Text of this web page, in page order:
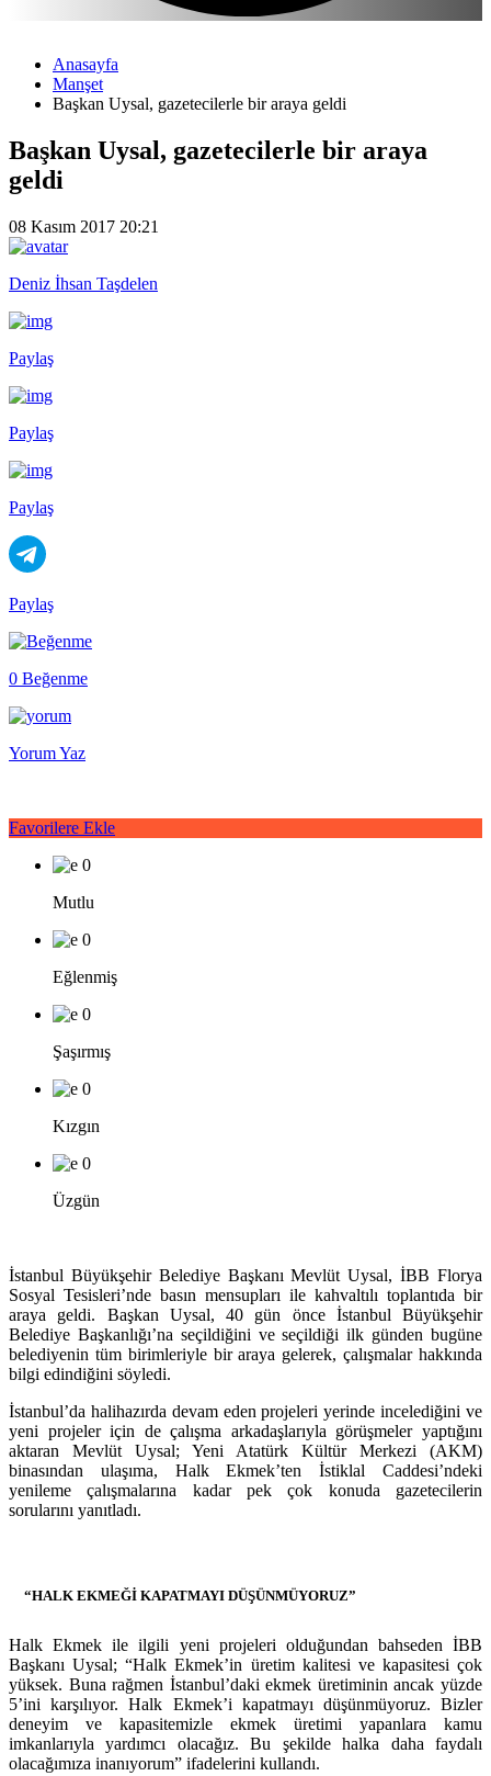
Anasayfa
Manşet
Başkan Uysal, gazetecilerle bir araya geldi
Başkan Uysal, gazetecilerle bir araya
geldi
08 Kasım 2017 20:21
Deniz İhsan Taşdelen
Paylaş
Paylaş
Paylaş
Paylaş
0 Beğenme
Yorum Yaz
Favorilere Ekle
0
Mutlu
0
Eğlenmiş
0
Şaşırmış
0
Kızgın
0
Üzgün
İstanbul Büyükşehir Belediye Başkanı Mevlüt Uysal, İBB Florya
Sosyal Tesisleri’nde basın mensupları ile kahvaltılı toplantıda bir
araya geldi. Başkan Uysal, 40 gün önce İstanbul Büyükşehir
Belediye Başkanlığı’na seçildiğini ve seçildiği ilk günden bugüne
belediyenin tüm birimleriyle bir araya gelerek, çalışmalar hakkında
bilgi edindiğini söyledi.
İstanbul’da halihazırda devam eden projeleri yerinde incelediğini ve
yeni projeler için de çalışma arkadaşlarıyla görüşmeler yaptığını
aktaran Mevlüt Uysal; Yeni Atatürk Kültür Merkezi (AKM)
binasından ulaşıma, Halk Ekmek’ten İstiklal Caddesi’ndeki
yenileme çalışmalarına kadar pek çok konuda gazetecilerin
sorularını yanıtladı.
“HALK EKMEĞİ KAPATMAYI DÜŞÜNMÜYORUZ”
Halk Ekmek ile ilgili yeni projeleri olduğundan bahseden İBB
Başkanı Uysal; “Halk Ekmek’in üretim kalitesi ve kapasitesi çok
yüksek. Buna rağmen İstanbul’daki ekmek üretiminin ancak yüzde
5’ini karşılıyor. Halk Ekmek’i kapatmayı düşünmüyoruz. Bizler
deneyim ve kapasitemizle ekmek üretimi yapanlara kamu
imkanlarıyla yardımcı olacağız. Bu şekilde halka daha faydalı
olacağımıza inanıyorum” ifadelerini kullandı.